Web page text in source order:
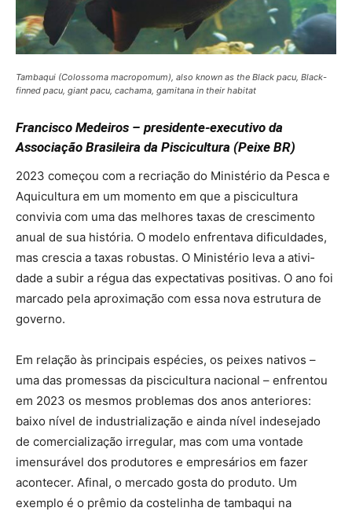
Tambaqui (Colossoma macropomum), also known as the Black pacu, Black-
finned pacu, giant pacu, cachama, gamitana in their habitat
Francisco Medeiros – presidente-executivo da
Associação Brasileira da Piscicultura (Peixe BR)
2023 começou com a recriação do Ministério da Pesca e
Aquicultura em um momento em que a piscicultura
convivia com uma das melho­res taxas de crescimento
anual de sua história. O modelo enfrentava dificuldades,
mas crescia a taxas robustas. O Ministério leva a ativi­
dade a subir a régua das expectativas positivas. O ano foi
marcado pela aproximação com essa nova estrutura de
governo.
Em relação às principais espécies, os peixes nativos –
uma das pro­messas da piscicultura nacional – enfrentou
em 2023 os mesmos pro­blemas dos anos anteriores:
baixo nível de industrialização e ainda nível indesejado
de comercialização irregular, mas com uma vontade
imensurável dos produtores e empresários em fazer
acontecer. Afinal, o mercado gosta do produto. Um
exemplo é o prêmio da costelinha de tambaqui na